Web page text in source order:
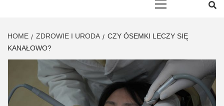
HOME ZDROWIE I URODA
CZY ÓSEMKI LECZY SIĘ
KANAŁOWO?